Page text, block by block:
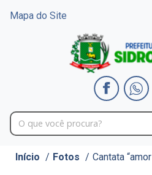
Mapa do Site
Início / Fotos / Cantata